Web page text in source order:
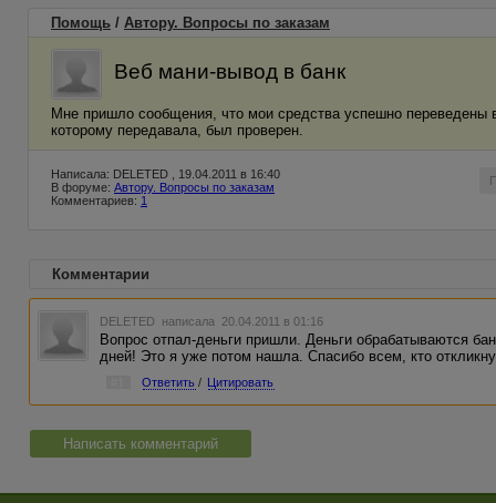
Помощь / Автору. Вопросы по заказам
Веб мани-вывод в банк
Мне пришло сообщения, что мои средства успешно переведены
которому передавала, был проверен.
Написала: DELETED , 19.04.2011 в 16:40
В форуме: Автору. Вопросы по заказам
Комментариев: 1
Комментарии
DELETED написала 20.04.2011 в 01:16
Вопрос отпал-деньги пришли. Деньги обрабатываются
дней! Это я уже потом нашла. Спасибо всем, кто
Ответить / Цитировать
Написать комментарий